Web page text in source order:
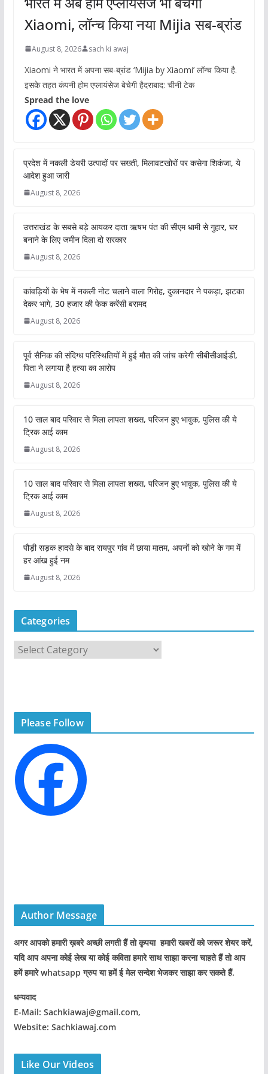
Xiaomi, लॉन्च किया नया Mijia सब-ब्रांड
August 8, 2026 sach ki awaj
Xiaomi ने भारत में अपना सब-ब्रांड ‘Mijia by Xiaomi’ लॉन्च किया है.
इसके तहत कंपनी होम एप्लायंसेज बेचेगी हैदराबाद: चीनी टेक
Spread the love
प्रदेश में नकली डेयरी उत्पादों पर सख्ती, मिलावटखोरों पर कसेगा शिकंजा, ये
आदेश हुआ जारी
August 8, 2026
उत्तराखंड के सबसे बड़े आयकर दाता ऋषभ पंत की सीएम धामी से गुहार, घर
बनाने के लिए जमीन दिला दो सरकार
August 8, 2026
कांवड़ियों के भेष में नकली नोट चलाने वाला गिरोह, दुकानदार ने पकड़ा, झटका
देकर भागे, 30 हजार की फेक करेंसी बरामद
August 8, 2026
पूर्व सैनिक की संदिग्ध परिस्थितियों में हुई मौत की जांच करेगी सीबीसीआईडी,
पिता ने लगाया है हत्या का आरोप
August 8, 2026
10 साल बाद परिवार से मिला लापता शख्स, परिजन हुए भावुक, पुलिस की ये
ट्रिक आई काम
August 8, 2026
10 साल बाद परिवार से मिला लापता शख्स, परिजन हुए भावुक, पुलिस की ये
ट्रिक आई काम
August 8, 2026
पौड़ी सड़क हादसे के बाद रायपुर गांव में छाया मातम, अपनों को खोने के गम में
हर आंख हुई नम
August 8, 2026
Categories
a
r
e
s
Please Follow
Author Message
अगर आपको हमारी ख़बरे अच्छी लगती हैं तो कृपया हमारी खबरों को जरूर शेयर करें,
यदि आप अपना कोई लेख या कोई कविता हमारे साथ साझा करना चाहते हैं तो आप
हमें हमारे whatsapp ग्रुप या हमें ई मेल सन्देश भेजकर साझा कर सकते हैं.
धन्यवाद
E-Mail: Sachkiawaj@gmail.com,
Website: Sachkiawaj.com
Like Our Videos